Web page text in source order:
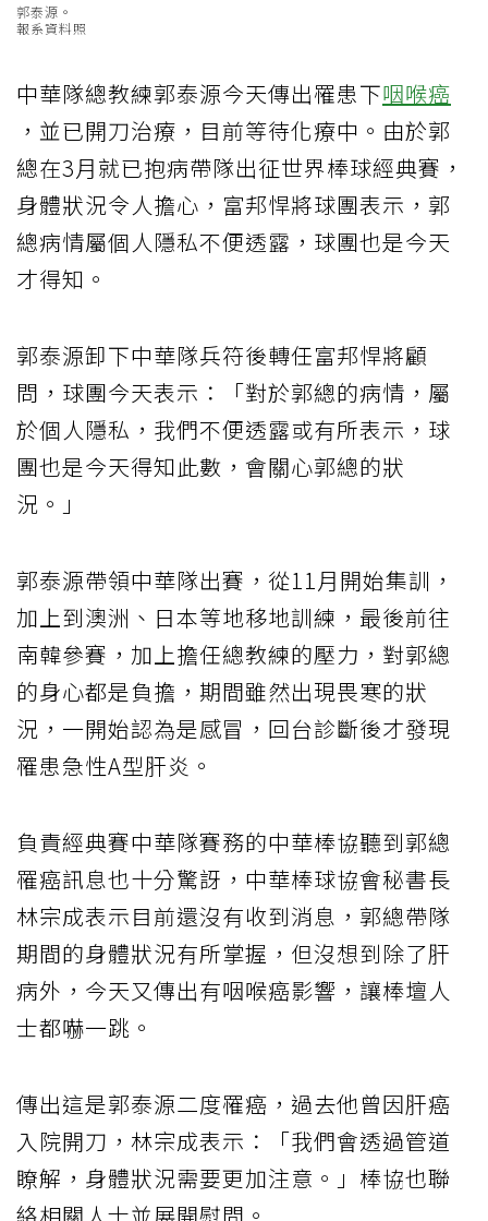
郭泰源。
報系資料照
中華隊總教練郭泰源今天傳出罹患下咽喉癌
，並已開刀治療，目前等待化療中。由於郭
總在3月就已抱病帶隊出征世界棒球經典賽，
身體狀況令人擔心，富邦悍將球團表示，郭
總病情屬個人隱私不便透露，球團也是今天
才得知。
郭泰源卸下中華隊兵符後轉任富邦悍將顧
問，球團今天表示：「對於郭總的病情，屬
於個人隱私，我們不便透露或有所表示，球
團也是今天得知此數，會關心郭總的狀
況。」
郭泰源帶領中華隊出賽，從11月開始集訓，
加上到澳洲、日本等地移地訓練，最後前往
南韓參賽，加上擔任總教練的壓力，對郭總
的身心都是負擔，期間雖然出現畏寒的狀
況，一開始認為是感冒，回台診斷後才發現
罹患急性A型肝炎。
負責經典賽中華隊賽務的中華棒協聽到郭總
罹癌訊息也十分驚訝，中華棒球協會秘書長
林宗成表示目前還沒有收到消息，郭總帶隊
期間的身體狀況有所掌握，但沒想到除了肝
病外，今天又傳出有咽喉癌影響，讓棒壇人
士都嚇一跳。
傳出這是郭泰源二度罹癌，過去他曾因肝癌
入院開刀，林宗成表示：「我們會透過管道
瞭解，身體狀況需要更加注意。」棒協也聯